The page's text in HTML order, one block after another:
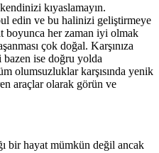
kıyaslamayın.
edin ve bu halinizi geliştirmeye
boyunca her zaman iyi olmak
çok doğal. Karşınıza
bazen ise doğru yolda
olumsuzluklar karşısında yenik
araçlar olarak görün ve
bir hayat mümkün değil ancak